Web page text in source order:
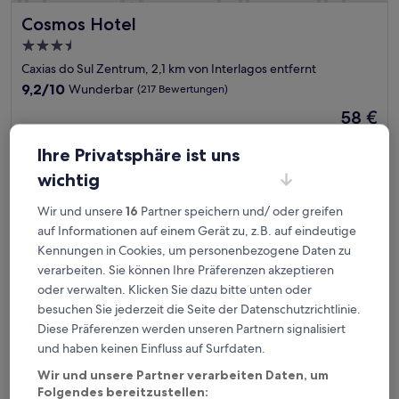
Cosmos Hotel
Cosmos Hotel
3.5-
Sterne-
Unterkunft
Caxias do Sul Zentrum, 2,1 km von Interlagos entfernt
9.2
(217
9,2/10 Wunderbar (217 Bewertungen)
Der
Preis
58 €
Hotel Letto Caxias
Ihre Privatsphäre ist uns
wichtig
Wir und unsere16 Partner speichern und/ oder greifen
auf Informationen auf einem Gerät zu, z.B. auf eindeutige
Kennungen in Cookies, um personenbezogene Daten zu
verarbeiten. Sie können Ihre Präferenzen akzeptieren
oder verwalten. Klicken Sie dazu bitte unten oder
besuchen Sie jederzeit die Seite der Datenschutzrichtlinie.
Diese Präferenzen werden unseren Partnern signalisiert
und haben keinen Einfluss auf Surfdaten.
Wir und unsere Partner verarbeiten Daten, um
Folgendes bereitzustellen: